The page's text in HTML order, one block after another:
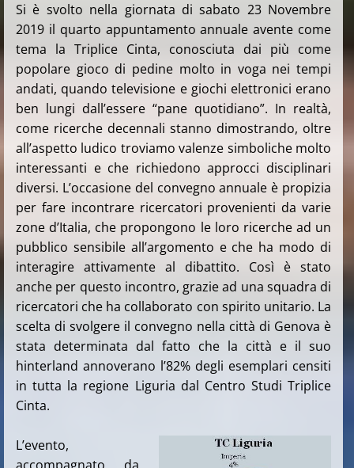
Si è svolto nella giornata di sabato 23 Novembre
2019 il quarto appuntamento annuale avente come
tema la Triplice Cinta, conosciuta dai più come
popolare gioco di pedine molto in voga nei tempi
andati, quando televisione e giochi elettronici erano
ben lungi dall’essere “pane quotidiano”. In realtà,
come ricerche decennali stanno dimostrando, oltre
all’aspetto ludico troviamo valenze simboliche molto
interessanti e che richiedono approcci disciplinari
diversi. L’occasione del convegno annuale è propizia
per fare incontrare ricercatori provenienti da varie
zone d’Italia, che propongono le loro ricerche ad un
pubblico sensibile all’argomento e che ha modo di
interagire attivamente al dibattito. Così è stato
anche per questo incontro, grazie ad una squadra di
ricercatori che ha collaborato con spirito unitario. La
scelta di svolgere il convegno nella città di Genova è
stata determinata dal fatto che la città e il suo
hinterland annoverano l’82% degli esemplari censiti
in tutta la regione Liguria dal Centro Studi Triplice
Cinta.
L’evento,